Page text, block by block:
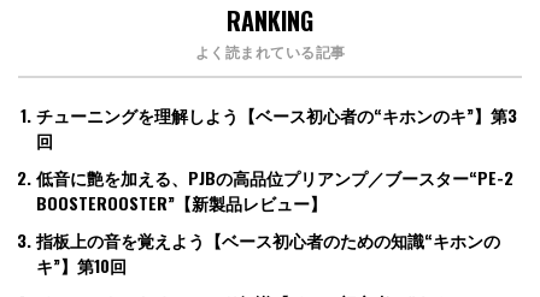
RANKING
よく読まれている記事
チューニングを理解しよう【ベース初心者の“キホンのキ”】第3
回
低音に艶を加える、PJBの高品位プリアンプ／ブースター“PE-2
BOOSTEROOSTER”【新製品レビュー】
指板上の音を覚えよう【ベース初心者のための知識“キホンの
キ”】第10回